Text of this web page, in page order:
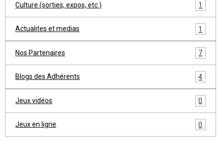
Culture (sorties, expos, etc.) 1
Actualites et medias 1
Nos Partenaires 7
Blogs des Adhérents 4
Jeux vidéos 0
Jeux en ligne 0